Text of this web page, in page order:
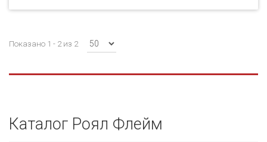
Показано 1 - 2 из 2
Каталог Роял Флейм